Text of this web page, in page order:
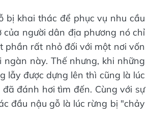
bị khai thác để phục vụ nhu cầu
người dân địa phương nó chỉ
phần rất nhỏ đối với một nơi vốn
ngàn này. Thế nhưng, khi những
lẫy được dựng lên thì cũng là lúc
đánh hơi tìm đến. Cùng với sự
đầu nậu gỗ là lúc rừng bị "chảy